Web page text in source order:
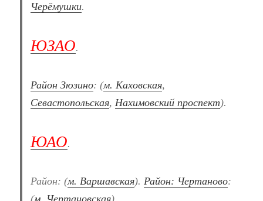
Черёмушки.
ЮЗАО.
Район Зюзино: (м. Каховская,
Севастопольская,Нахимовский проспект).
ЮАО.
Район: (м. Варшавская).Район: Чертаново: